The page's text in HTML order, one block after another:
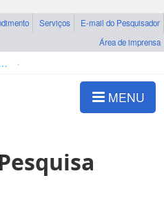
Serviços
E-mail do Pesquisador
Área de imprensa
Vigentes
MENU